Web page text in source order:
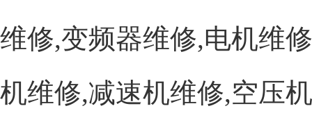
维修,变频器维修,电机维
机维修,减速机维修,空压